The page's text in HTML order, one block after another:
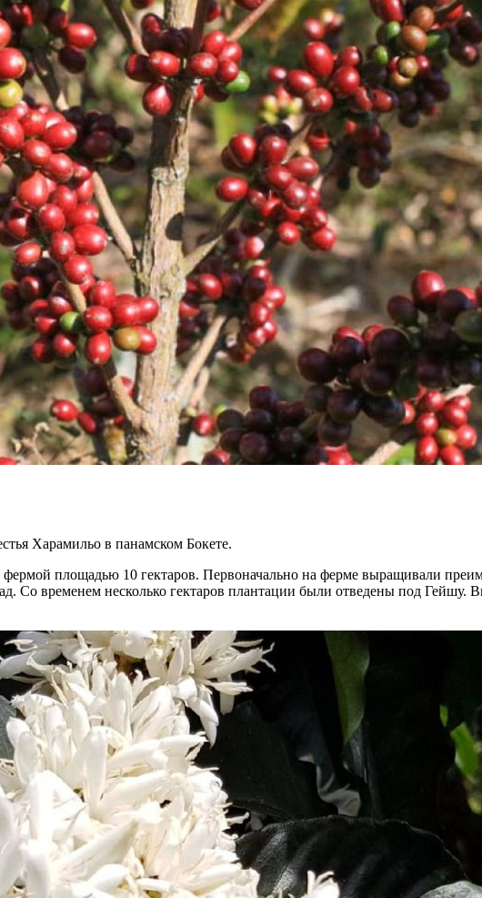
Харамильо в панамском Бокете.
площадью 10 гектаров. Первоначально на ферме выращивали
Со временем несколько гектаров плантации были отведены под Гейшу.